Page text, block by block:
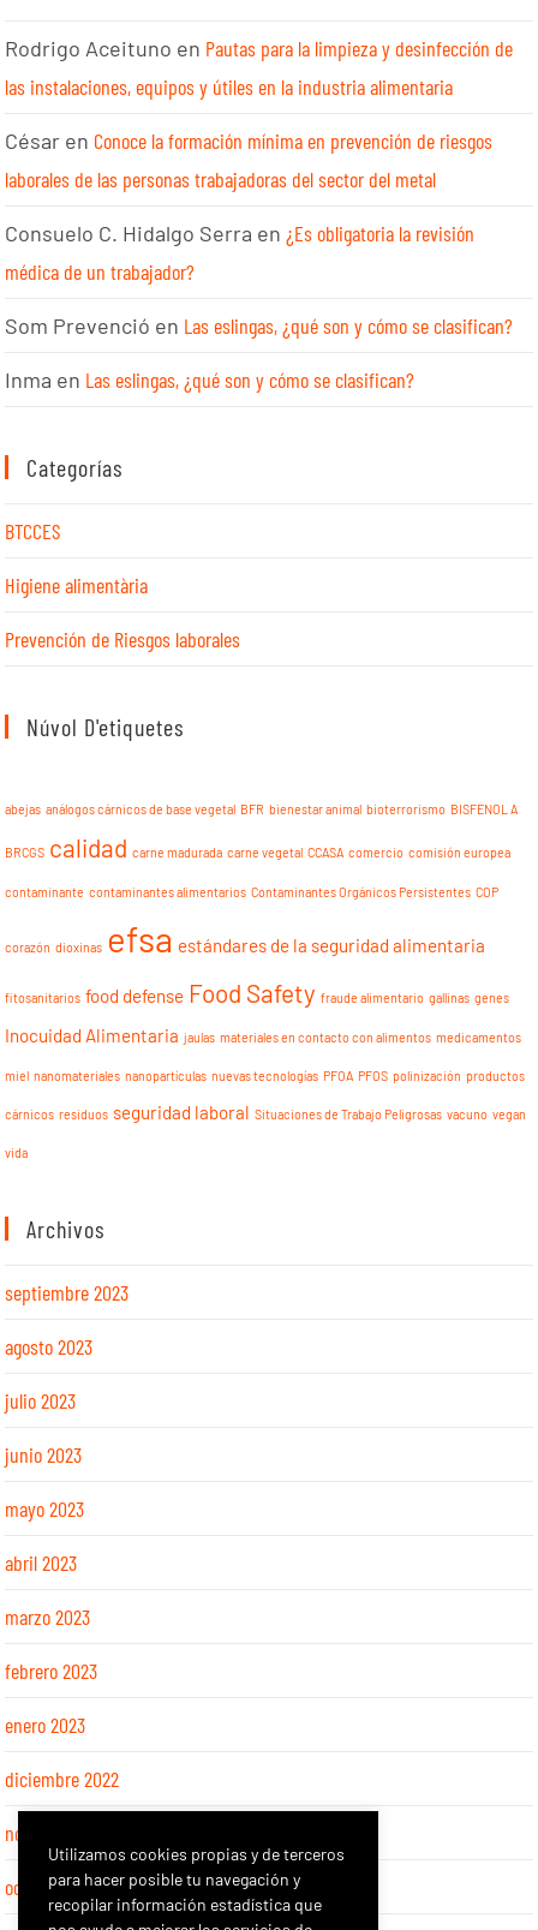
Rodrigo Aceituno en Pautas para la limpieza y desinfección de
las instalaciones, equipos y útiles en la industria alimentaria
César en Conoce la formación mínima en prevención de riesgos
laborales de las personas trabajadoras del sector del metal
Consuelo C. Hidalgo Serra en ¿Es obligatoria la revisión
médica de un trabajador?
Som Prevenció en Las eslingas, ¿qué son y cómo se clasifican?
Inma en Las eslingas, ¿qué son y cómo se clasifican?
Categorías
BTCCES
Higiene alimentària
Prevención de Riesgos laborales
Núvol D'etiquetes
abejas análogos cárnicos de base vegetal BFR bienestar animal bioterrorismo BISFENOL A
BRCGS calidad carne madurada carne vegetal CCASA comercio comisión europea
contaminante contaminantes alimentarios Contaminantes Orgánicos Persistentes COP
corazón dioxinas efsa estándares de la seguridad alimentaria
fitosanitarios food defense Food Safety fraude alimentario gallinas genes
Inocuidad Alimentaria jaulas materiales en contacto con alimentos medicamentos
miel nanomateriales nanopartículas nuevas tecnologías PFOA PFOS polinización productos
cárnicos residuos seguridad laboral Situaciones de Trabajo Peligrosas vacuno vegan
vida
Archivos
septiembre 2023
agosto 2023
julio 2023
junio 2023
mayo 2023
abril 2023
marzo 2023
febrero 2023
enero 2023
diciembre 2022
noviembre 2022
octubre 2022
Utilizamos cookies propias y de terceros
para hacer posible tu navegación y
recopilar información estadística que